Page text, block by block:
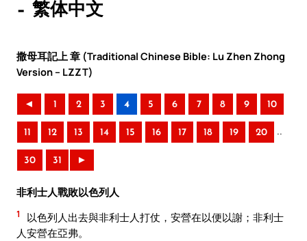
– 繁体中文
撒母耳記上 章 (Traditional Chinese Bible: Lu Zhen Zhong
Version – LZZT)
◄ 1 2 3 4 5 6 7 8 9 10
11 12 13 14 15 16 17 18 19 20 ..
30 31 ►
非利士人戰敗以色列人
1
以色列人出去與非利士人打仗，安營在以便以謝；非利士
人安營在亞弗。